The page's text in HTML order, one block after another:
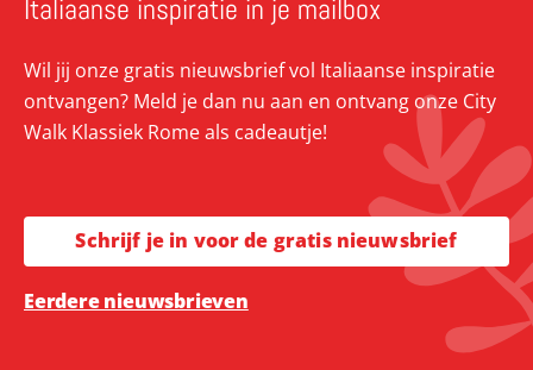
Italiaanse inspiratie in je mailbox
Wil jij onze gratis nieuwsbrief vol Italiaanse inspiratie
ontvangen? Meld je dan nu aan en ontvang onze City
Walk Klassiek Rome als cadeautje!
Schrijf je in voor de gratis nieuwsbrief
Eerdere nieuwsbrieven